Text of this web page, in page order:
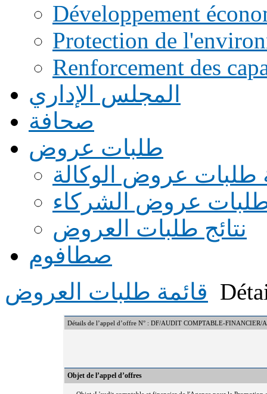
Développement
Protection de
Renforcement des
المجلس الإداري
صحافة
طلبات عروض
طلبات عروض الوكالة
طلبات عروض الشركاء
نتائج طلبات العروض
صطافوم
قائمة طلبات العروض
Détails de l’appel d’offre N° : DF/AUDIT COMPTABLE-FINANCIER/
Objet de l’appel d’offres